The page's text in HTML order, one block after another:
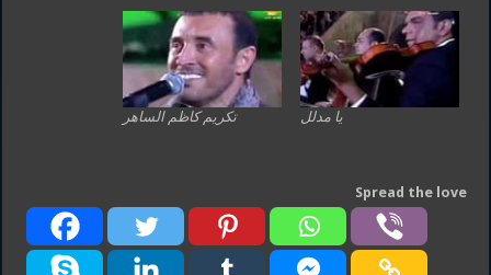
يا مدلل تكريم كاظم الساهر
Spread the love